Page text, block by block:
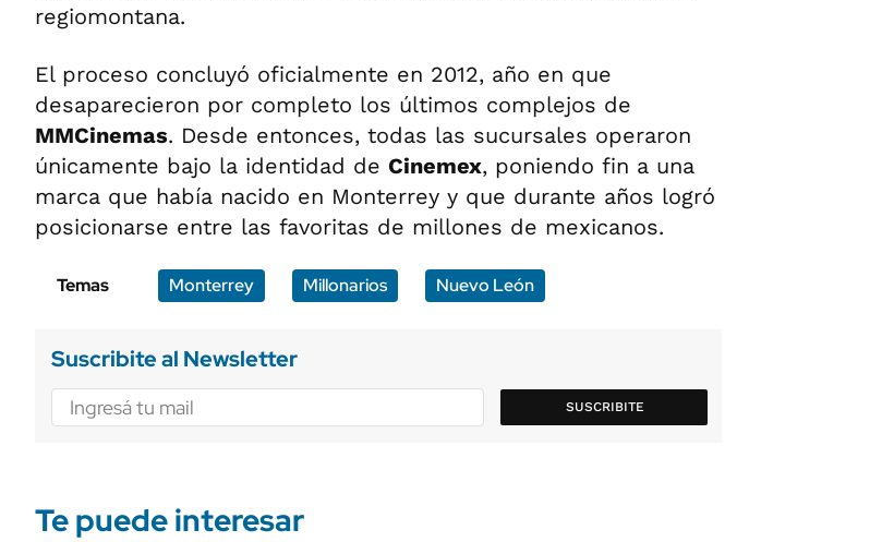
regiomontana.
El proceso concluyó oficialmente en 2012, año en que
desaparecieron por completo los últimos complejos de
MMCinemas. Desde entonces, todas las sucursales operaron
únicamente bajo la identidad de Cinemex, poniendo fin a una
marca que había nacido en Monterrey y que durante años logró
posicionarse entre las favoritas de millones de mexicanos.
Temas Monterrey Millonarios Nuevo León
Suscribite al Newsletter
SUSCRIBITE
Te puede interesar